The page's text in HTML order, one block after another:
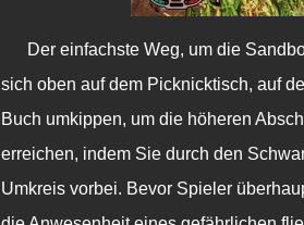
Der einfachste Weg, um die
sich oben auf dem Picknicktisch, auf
Buch umkippen, um die höheren
erreichen, indem Sie durch den
Umkreis vorbei. Bevor Spieler